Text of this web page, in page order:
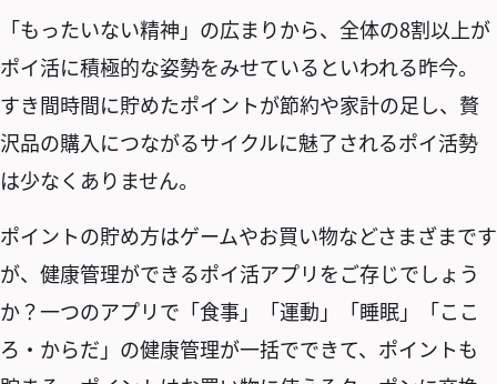
「もったいない精神」の広まりから、全体の8割以上が
ポイ活に積極的な姿勢をみせているといわれる昨今。
すき間時間に貯めたポイントが節約や家計の足し、贅
沢品の購入につながるサイクルに魅了されるポイ活勢
は少なくありません。
ポイントの貯め方はゲームやお買い物などさまざまです
が、健康管理ができるポイ活アプリをご存じでしょう
か？一つのアプリで「食事」「運動」「睡眠」「ここ
ろ・からだ」の健康管理が一括でできて、ポイントも